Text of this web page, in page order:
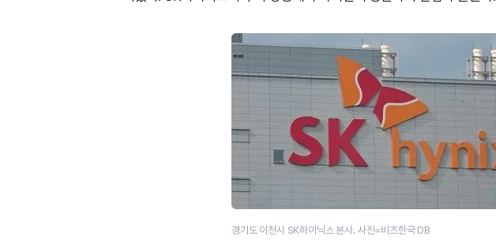
경기도 이천시 SK하이닉스 본사. 사진=비즈한국 DB